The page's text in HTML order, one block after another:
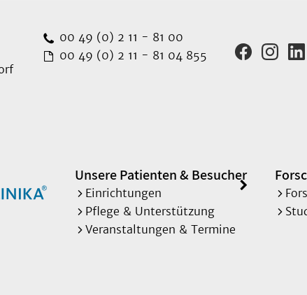
00 49 (0) 2 11 - 81 00
00 49 (0) 2 11 - 81 04 855
Unsere Patienten & Besucher
Einrichtungen
Pflege & Unterstützung
Veranstaltungen & Termine